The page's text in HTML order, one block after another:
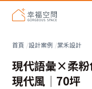
首頁 設計案例 棠禾設計
現代語彙×柔粉
現代風│70坪